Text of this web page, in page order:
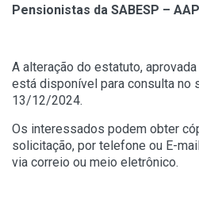
Pensionistas da SABESP –
A alteração do estatuto,
está disponível para consulta no
13/12/2024.
Os interessados podem obter
solicitação, por telefone ou E-
via correio ou meio eletrônico.